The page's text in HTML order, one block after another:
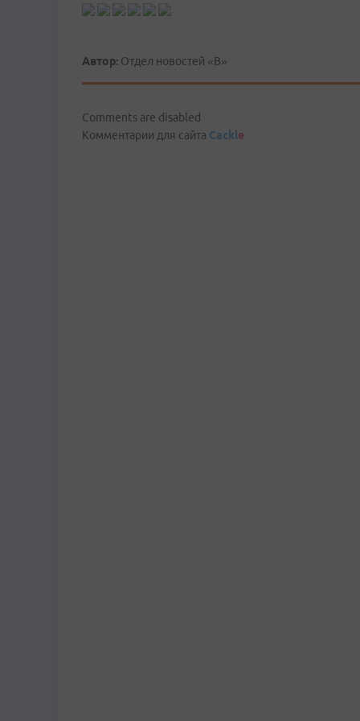
Автор: Отдел новостей «В»
Comments are disabled
Комментарии для сайта Cackle